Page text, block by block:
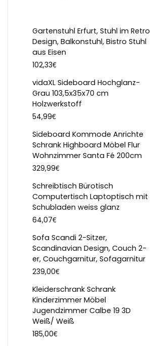
Gartenstuhl Erfurt, Stuhl im Retro
Design, Balkonstuhl, Bistro Stuhl
aus Eisen
102,33€
vidaXL Sideboard Hochglanz-
Grau 103,5x35x70 cm
Holzwerkstoff
54,99€
Sideboard Kommode Anrichte
Schrank Highboard Möbel Flur
Wohnzimmer Santa Fé 200cm
329,99€
Schreibtisch Bürotisch
Computertisch Laptoptisch mit
Schubladen weiss glanz
64,07€
Sofa Scandi 2-Sitzer,
Scandinavian Design, Couch 2-
er, Couchgarnitur, Sofagarnitur
239,00€
Kleiderschrank Schrank
Kinderzimmer Möbel
Jugendzimmer Calbe 19 3D
Weiß/ Weiß
185,00€